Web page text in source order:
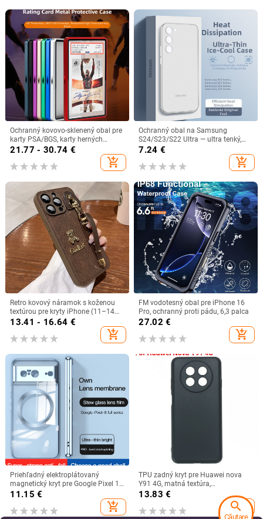
Ochranný kovovo-sklenený obal pre
karty PSA/BGS, karty herných
hviezd
21.77 - 30.74 €
add_shopping_cart
Ochranný obal na Samsung
S24/S23/S22 Ultra — ultra tenký,
priezračná biela, plné krytie,
rozptyľovanie tepla, odolné voči
pádom
7.24 €
add_shopping_cart
Retro kovový náramok s koženou
textúrou pre kryty iPhone (11–14
Pro/Pro Max)
13.41 - 16.64 €
add_shopping_cart
FM vodotesný obal pre iPhone 16
Pro, ochranný proti pádu, 6,3 palca
27.02 €
add_shopping_cart
Priehľadný elektroplátovaný
magnetický kryt pre Google Pixel 10
s úplnou ochranou Pixel 9 Pro a
11.15 €
add_shopping_cart
TPU zadný kryt pre Huawei nova
Y91 4G, matná textúra,
vstrekovanie, podpora
13.83 €
add_shopping_cart
search
Căutare